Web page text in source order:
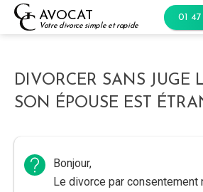
Skip
AVOCAT
Votre divorce simple et rapide
01
DIVORCER SANS JUGE
SON ÉPOUSE EST
Bonjour,
Le divorce par consentement